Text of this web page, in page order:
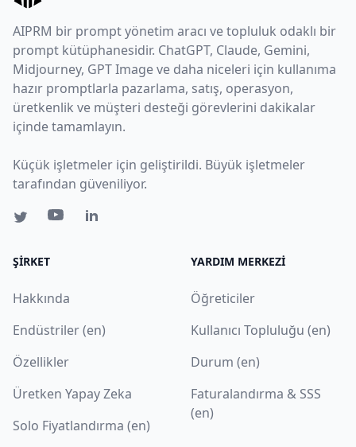
AIPRM bir prompt yönetim aracı ve topluluk odaklı bir
prompt kütüphanesidir. ChatGPT, Claude, Gemini,
Midjourney, GPT Image ve daha niceleri için kullanıma
hazır promptlarla pazarlama, satış, operasyon,
üretkenlik ve müşteri desteği görevlerini dakikalar
içinde tamamlayın.
Küçük işletmeler için geliştirildi. Büyük işletmeler
tarafından güveniliyor.
ŞIRKET
Hakkında
Endüstriler (en)
Özellikler
Üretken Yapay Zeka
Solo Fiyatlandırma (en)
YARDIM MERKEZI
Öğreticiler
Kullanıcı Topluluğu (en)
Durum (en)
Faturalandırma & SSS
(en)